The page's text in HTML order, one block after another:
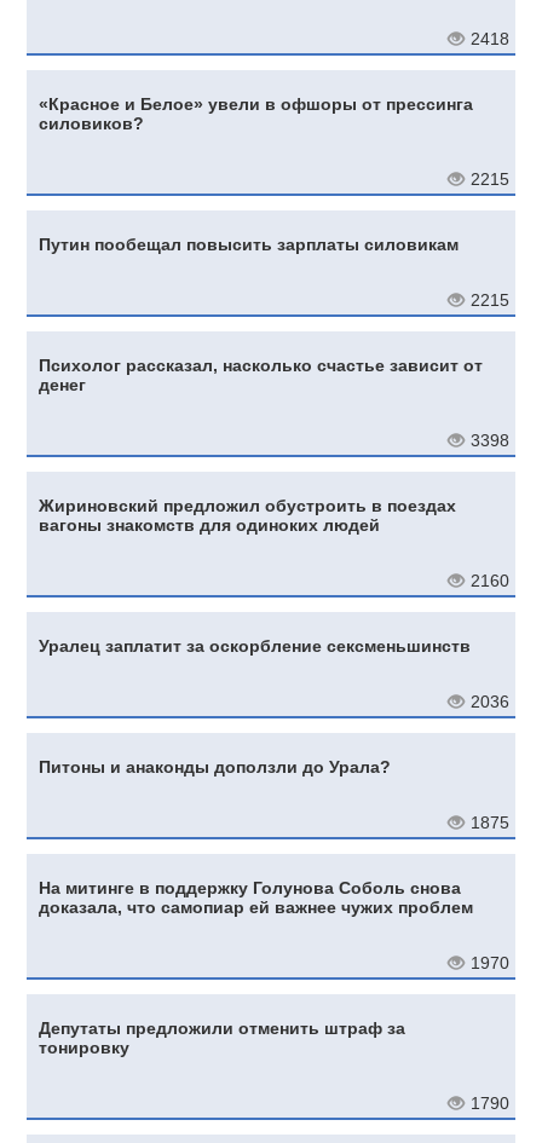
2418
«Красное и Белое» увели в офшоры от прессинга
силовиков?
2215
Путин пообещал повысить зарплаты силовикам
2215
Психолог рассказал, насколько счастье зависит от
денег
3398
Жириновский предложил обустроить в поездах
вагоны знакомств для одиноких людей
2160
Уралец заплатит за оскорбление сексменьшинств
2036
Питоны и анаконды доползли до Урала?
1875
На митинге в поддержку Голунова Соболь снова
доказала, что самопиар ей важнее чужих проблем
1970
Депутаты предложили отменить штраф за
тонировку
1790